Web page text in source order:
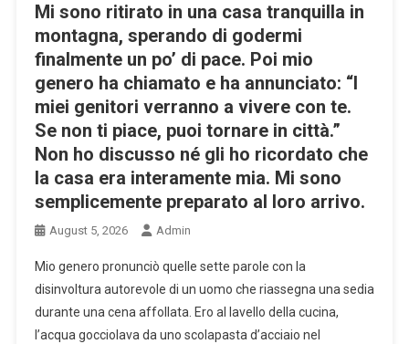
Mi sono ritirato in una casa tranquilla in
montagna, sperando di godermi
finalmente un po’ di pace. Poi mio
genero ha chiamato e ha annunciato: “I
miei genitori verranno a vivere con te.
Se non ti piace, puoi tornare in città.”
Non ho discusso né gli ho ricordato che
la casa era interamente mia. Mi sono
semplicemente preparato al loro arrivo.
August 5, 2026 Admin
Mio genero pronunciò quelle sette parole con la
disinvoltura autorevole di un uomo che riassegna una sedia
durante una cena affollata. Ero al lavello della cucina,
l’acqua gocciolava da uno scolapasta d’acciaio nel